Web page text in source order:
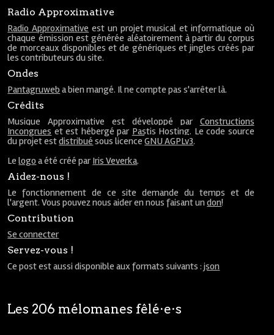
Radio Approximative
Radio Approximative est un projet musical et informatique où
chaque émission est générée aléatoirement à partir du corpus
de morceaux disponibles et de génériques et jingles créés par
les contributeurs du site.
Ondes
Pantagruweb a bien mangé. Il ne compte pas s'arrêter là.
Crédits
Musique Approximative est développé par Constructions
Incongrues et est hébergé par Pastis Hosting. Le code source
du projet estdistribué sous licenceGNU AGPLv3.
Lelogo a été créé par Iris Veverka.
Aidez-nous !
Le fonctionnement de ce site demande du temps et de
l'argent. Vous pouvez nous aider en nous faisant undon!
Contribution
Se connecter
Servez-vous !
Ce post est aussi disponible aux formats suivants :json
Les 206 mélomanes fêlé⋅e⋅s